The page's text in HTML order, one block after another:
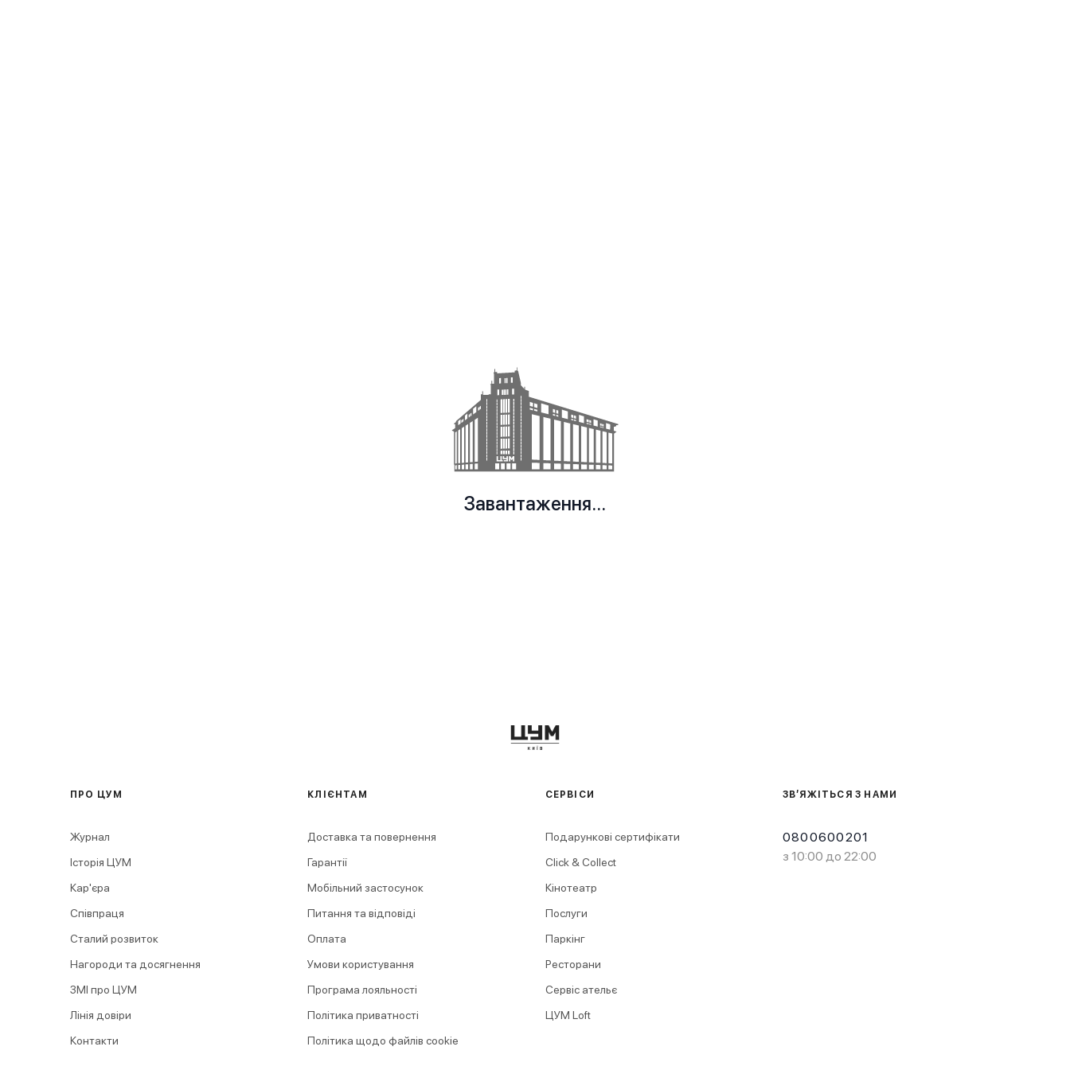
Завантаження...
ЗВ’ЯЖІТЬСЯ З НАМИ
0800600201
з 10:00 до 22:00
ПРО ЦУМ
Журнал
Історія ЦУМ
Кар'єра
Співпраця
Сталий розвиток
Нагороди та досягнення
ЗМІ про ЦУМ
Лінія довіри
Контакти
КЛІЄНТАМ
Доставка та повернення
Гарантії
Мобільний застосунок
Питання та відповіді
Оплата
Умови користування
Програма лояльності
Політика приватності
Політика щодо файлів cookie
СЕРВІСИ
Подарункові сертифікати
Click & Collect
Кінотеатр
Послуги
Паркінг
Ресторани
Сервіс ательє
ЦУМ Loft